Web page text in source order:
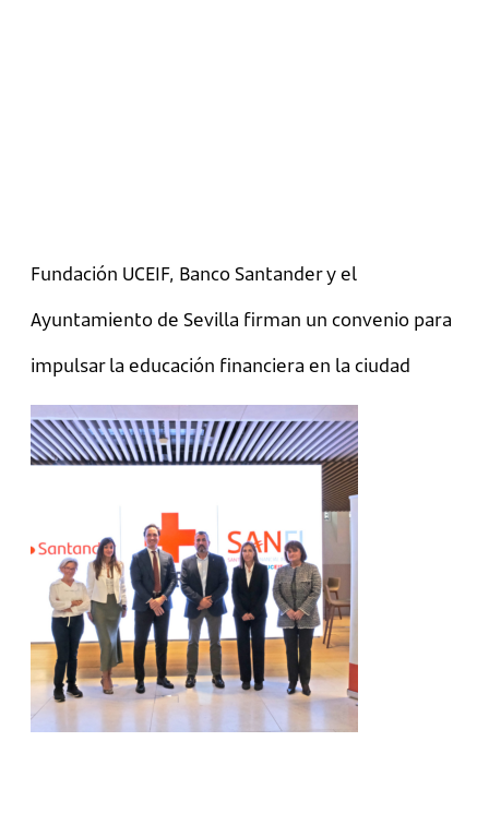
Fundación UCEIF, Banco Santander y el
Ayuntamiento de Sevilla firman un convenio para
impulsar la educación financiera en la ciudad